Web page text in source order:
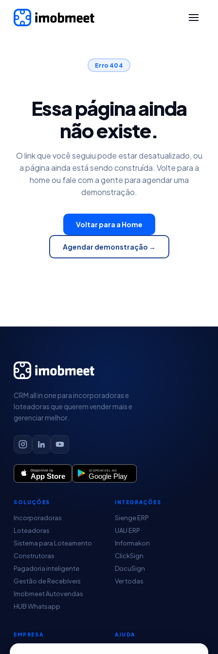
Erro 404
Essa página ainda
não existe.
O link que você seguiu pode estar desatualizado, ou
a página ainda está sendo construída. Volte para a
home ou fale com a gente para agendar uma
demonstração.
Voltar para a Home
Agendar demonstração →
CRM all in one para incorporadoras e
loteadoras que querem vender mais e
gerenciar melhor.
SOLUÇÕES
Incorporadoras
Loteadoras
Sistema para Loteamento
Construtoras
Pagadoria inteligente
Gestão de Recebíveis
Imobmeet Autovendas
HUB Whatsapp
INTEGRAÇÕES
Sienge ERP
UAU ERP
Informakon
ClickSign
DocuSign
Ver todas
EMPRESA AJUDA